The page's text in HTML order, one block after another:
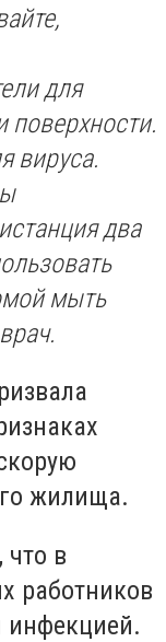
для
поверхности.
вируса.
два
мыть
жилища.
что в
работников
инфекцией.